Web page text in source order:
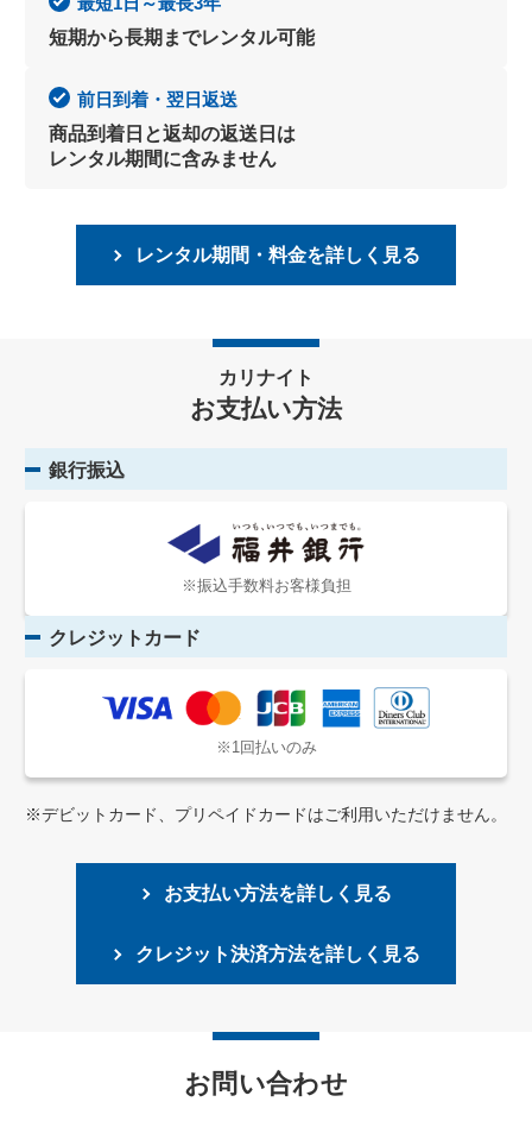
短期から長期までレンタル可能
前日到着・翌日返送
商品到着日と返却の返送日は
レンタル期間に含みません
レンタル期間・料金を詳しく見る
カリナイト
お支払い方法
銀行振込
※振込手数料お客様負担
クレジットカード
※1回払いのみ
※デビットカード、プリペイドカードはご利用いただけません。
お支払い方法を詳しく見る
クレジット決済方法を詳しく見る
お問い合わせ